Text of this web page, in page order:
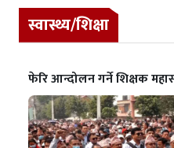
स्वास्थ्य/शिक्षा
फेरि आन्दोलन गर्ने शिक्षक